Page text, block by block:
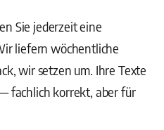
Sie jederzeit eine
liefern wöchentliche
wir setzen um. Ihre Texte
fachlich korrekt, aber für